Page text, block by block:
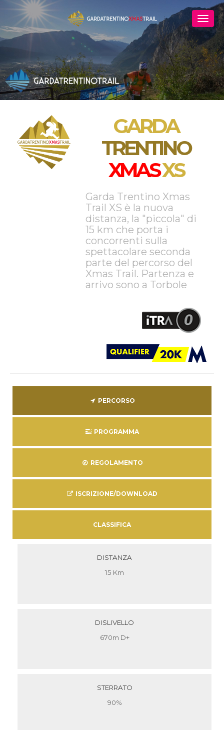
GARDA
TRENTINO
XMASXS
Garda Trentino Xmas
Trail XS è la nuova
distanza, la "piccola" di
15 km che porta i
concorrenti sulla
spettacolare seconda
parte del percorso del
Xmas Trail. Partenza e
arrivo sono a Torbole
PERCORSO
PROGRAMMA
REGOLAMENTO
ISCRIZIONE/DOWNLOAD
CLASSIFICA
DISTANZA
15 Km
DISLIVELLO
670m D+
STERRATO
90%